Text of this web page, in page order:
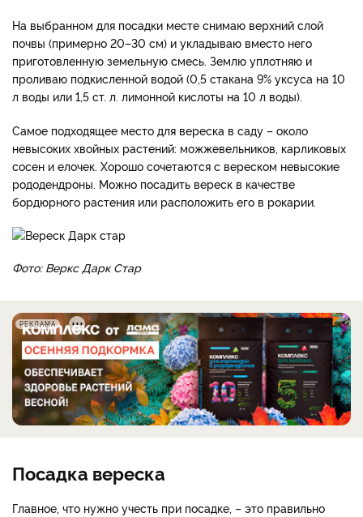
На выбранном для посадки месте снимаю верхний слой
почвы (примерно 20–30 см) и укладываю вместо него
приготовленную земельную смесь. Землю уплотняю и
проливаю подкисленной водой (0,5 стакана 9% уксуса на 10
л воды или 1,5 ст. л. лимонной кислоты на 10 л воды).
Самое подходящее место для вереска в саду – около
невысоких хвойных растений: можжевельников, карликовых
сосен и елочек. Хорошо сочетаются с вереском невысокие
рододендроны. Можно посадить вереск в качестве
бордюрного растения или расположить его в рокарии.
Фото: Веркс Дарк Стар
РЕКЛАМА
Посадка вереска
Главное, что нужно учесть при посадке, – это правильно